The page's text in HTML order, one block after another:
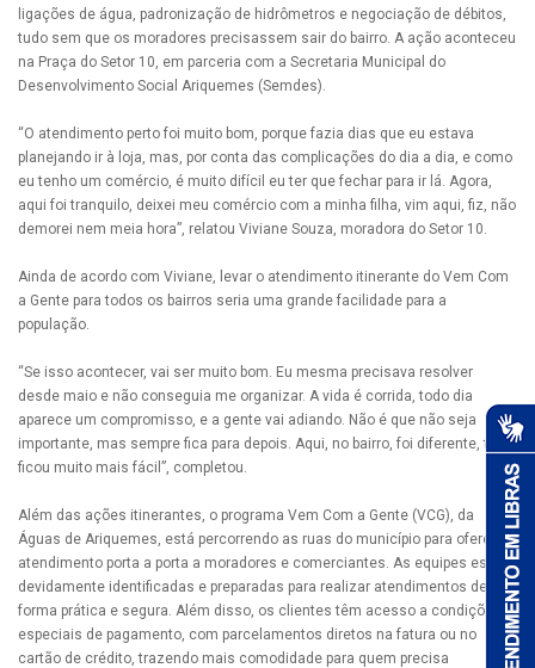
ligações de água, padronização de hidrômetros e negociação de débitos,
tudo sem que os moradores precisassem sair do bairro. A ação aconteceu
na Praça do Setor 10, em parceria com a Secretaria Municipal do
Desenvolvimento Social Ariquemes (Semdes).
“O atendimento perto foi muito bom, porque fazia dias que eu estava
planejando ir à loja, mas, por conta das complicações do dia a dia, e como
eu tenho um comércio, é muito difícil eu ter que fechar para ir lá. Agora,
aqui foi tranquilo, deixei meu comércio com a minha filha, vim aqui, fiz, não
demorei nem meia hora”, relatou Viviane Souza, moradora do Setor 10.
Ainda de acordo com Viviane, levar o atendimento itinerante do Vem Com
a Gente para todos os bairros seria uma grande facilidade para a
população.
“Se isso acontecer, vai ser muito bom. Eu mesma precisava resolver
desde maio e não conseguia me organizar. A vida é corrida, todo dia
aparece um compromisso, e a gente vai adiando. Não é que não seja
importante, mas sempre fica para depois. Aqui, no bairro, foi diferente, tudo
ficou muito mais fácil”, completou.
Além das ações itinerantes, o programa Vem Com a Gente (VCG), da
Águas de Ariquemes, está percorrendo as ruas do município para oferecer
atendimento porta a porta a moradores e comerciantes. As equipes estão
devidamente identificadas e preparadas para realizar atendimentos de
forma prática e segura. Além disso, os clientes têm acesso a condições
especiais de pagamento, com parcelamentos diretos na fatura ou no
cartão de crédito, trazendo mais comodidade para quem precisa